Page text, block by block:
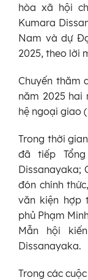
hòa xã hội
Kumara
Nam và dự
2025, theo lời
Chuyến thăm
năm 2025 hai
hệ ngoại giao
Trong thời
đã tiếp
Dissanayaka;
đón chính
văn kiện hợp
phủ Phạm
Mẫn hội
Dissanayaka.
Trong các